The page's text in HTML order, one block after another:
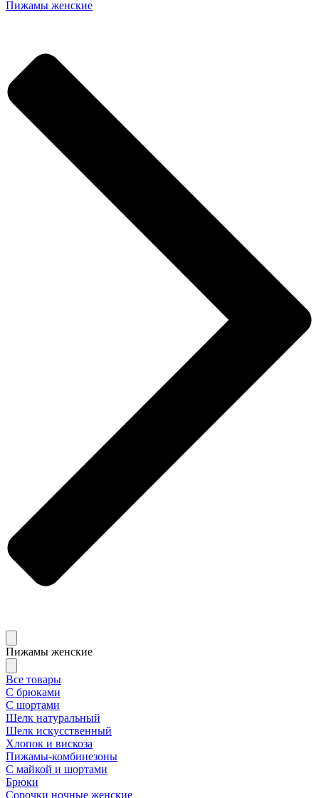
Пижамы женские
Пижамы женские
Все товары
С брюками
С шортами
Шелк натуральный
Шелк искусственный
Хлопок и вискоза
Пижамы-комбинезоны
С майкой и шортами
Брюки
Сорочки ночные женские